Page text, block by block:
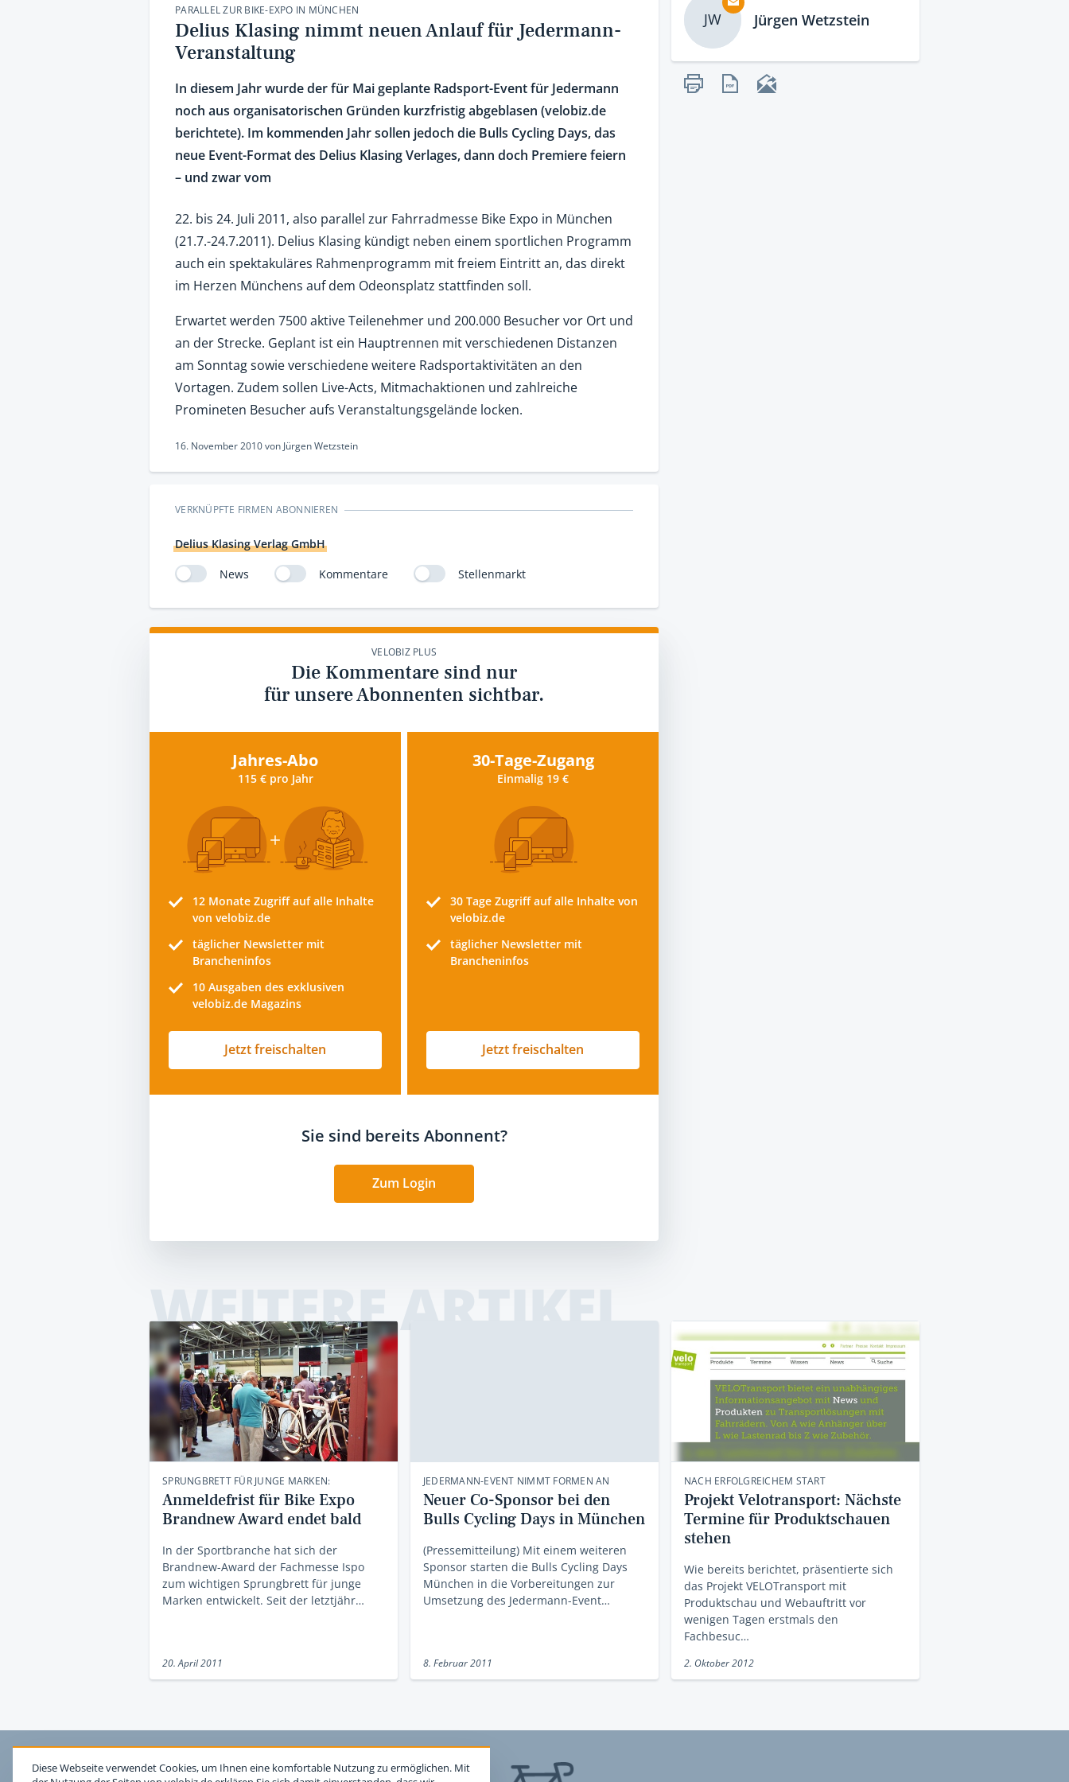
PARALLEL ZUR BIKE-EXPO IN MÜNCHEN
Delius Klasing nimmt neuen Anlauf für Jedermann-
Veranstaltung
In diesem Jahr wurde der für Mai geplante Radsport-Event für Jedermann
noch aus organisatorischen Gründen kurzfristig abgeblasen (velobiz.de
berichtete). Im kommenden Jahr sollen jedoch die Bulls Cycling Days, das
neue Event-Format des Delius Klasing Verlages, dann doch Premiere feiern
– und zwar vom
22. bis 24. Juli 2011, also parallel zur Fahrradmesse Bike Expo in München
(21.7.-24.7.2011). Delius Klasing kündigt neben einem sportlichen Programm
auch ein spektakuläres Rahmenprogramm mit freiem Eintritt an, das direkt
im Herzen Münchens auf dem Odeonsplatz stattfinden soll.
Erwartet werden 7500 aktive Teilenehmer und 200.000 Besucher vor Ort und
an der Strecke. Geplant ist ein Hauptrennen mit verschiedenen Distanzen
am Sonntag sowie verschiedene weitere Radsportaktivitäten an den
Vortagen. Zudem sollen Live-Acts, Mitmachaktionen und zahlreiche
Promineten Besucher aufs Veranstaltungsgelände locken.
16. November 2010von Jürgen Wetzstein
VERKNÜPFTE FIRMEN ABONNIEREN
Delius Klasing Verlag GmbH
News
Kommentare Stellenmarkt
VELOBIZ PLUS
Die Kommentare sind nur
für unsere Abonnenten sichtbar.
Jahres-Abo
115 € pro Jahr
12 Monate Zugriff auf alle Inhalte
von velobiz.de
täglicher Newsletter mit
Brancheninfos
10 Ausgaben des exklusiven
velobiz.de Magazins
Jetzt freischalten
30-Tage-Zugang
Einmalig 19 €
30 Tage Zugriff auf alle Inhalte von
velobiz.de
täglicher Newsletter mit
Brancheninfos
Jetzt freischalten
Sie sind bereits Abonnent?
Zum Login
JW Jürgen Wetzstein
WEITERE ARTIKEL
SPRUNGBRETT FÜR JUNGE MARKEN:
Anmeldefrist für Bike Expo
Brandnew Award endet bald
In der Sportbranche hat sich der
Brandnew-Award der Fachmesse Ispo
zum wichtigen Sprungbrett für junge
Marken entwickelt. Seit der letztjähr…
20. April 2011
JEDERMANN-EVENT NIMMT FORMEN AN
Neuer Co-Sponsor bei den
Bulls Cycling Days in München
(Pressemitteilung) Mit einem weiteren
Sponsor starten die Bulls Cycling Days
München in die Vorbereitungen zur
Umsetzung des Jedermann-Event…
8. Februar 2011
NACH ERFOLGREICHEM START
Projekt Velotransport: Nächste
Termine für Produktschauen
stehen
Wie bereits berichtet, präsentierte sich
das Projekt VELOTransport mit
Produktschau und Webauftritt vor
wenigen Tagen erstmals den
Fachbesuc…
2. Oktober 2012
Diese Webseite verwendet Cookies, um Ihnen eine komfortable Nutzung zu ermöglichen. Mit